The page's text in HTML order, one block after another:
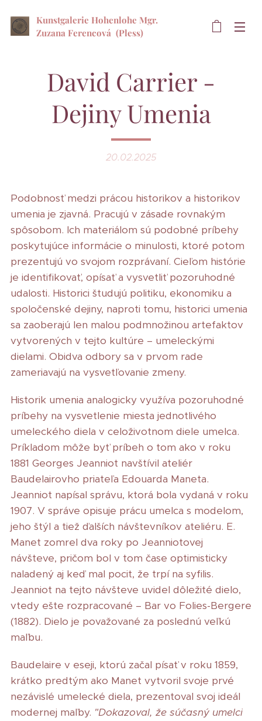
Kunstgalerie Hohenlohe Mgr.
Zuzana Ferencová (Pless)
David Carrier -
Dejiny Umenia
20.02.2025
Podobnosť medzi prácou historikov a historikov
umenia je zjavná. Pracujú v zásade rovnakým
spôsobom. Ich materiálom sú podobné príbehy
poskytujúce informácie o minulosti, ktoré potom
prezentujú vo svojom rozprávaní. Cieľom histórie
je identifikovať, opísať a vysvetliť pozoruhodné
udalosti. Historici študujú politiku, ekonomiku a
spoločenské dejiny, naproti tomu, historici umenia
sa zaoberajú len malou podmnožinou artefaktov
vytvorených v tejto kultúre – umeleckými
dielami. Obidva odbory sa v prvom rade
zameriavajú na vysvetľovanie zmeny.
Historik umenia analogicky využíva pozoruhodné
príbehy na vysvetlenie miesta jednotlivého
umeleckého diela v celoživotnom diele umelca.
Príkladom môže byť príbeh o tom ako v roku
1881 Georges Jeanniot navštívil ateliér
Baudelairovho priateľa Edouarda Maneta.
Jeanniot napísal správu, ktorá bola vydaná v roku
1907. V správe opisuje prácu umelca s modelom,
jeho štýl a tiež ďalších návštevníkov ateliéru. E.
Manet zomrel dva roky po Jeanniotovej
návšteve, pričom bol v tom čase optimisticky
naladený aj keď mal pocit, že trpí na syfilis.
Jeanniot na tejto návšteve uvidel dôležité dielo,
vtedy ešte rozpracované – Bar vo Folies-Bergere
(1882). Dielo je považované za poslednú veľkú
maľbu.
Baudelaire v eseji, ktorú začal písať v roku 1859,
krátko predtým ako Manet vytvoril svoje prvé
nezávislé umelecké diela, prezentoval svoj ideál
modernej maľby. "Dokazoval, že súčasný umelci